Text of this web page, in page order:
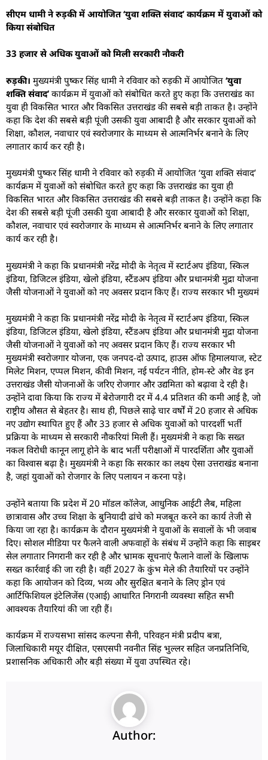
सीएम धामी ने रुड़की में आयोजित ‘युवा शक्ति संवाद’ कार्यक्रम में युवाओं को
किया संबोधित
33 हजार से अधिक युवाओं को मिली सरकारी नौकरी
रुड़की। मुख्यमंत्री पुष्कर सिंह धामी ने रविवार को रुड़की में आयोजित ‘युवा
शक्ति संवाद’ कार्यक्रम में युवाओं को संबोधित करते हुए कहा कि उत्तराखंड का
युवा ही विकसित भारत और विकसित उत्तराखंड की सबसे बड़ी ताकत है। उन्होंने
कहा कि देश की सबसे बड़ी पूंजी उसकी युवा आबादी है और सरकार युवाओं को
शिक्षा, कौशल, नवाचार एवं स्वरोजगार के माध्यम से आत्मनिर्भर बनाने के लिए
लगातार कार्य कर रही है।
मुख्यमंत्री पुष्कर सिंह धामी ने रविवार को रुड़की में आयोजित ‘युवा शक्ति संवाद’
कार्यक्रम में युवाओं को संबोधित करते हुए कहा कि उत्तराखंड का युवा ही
विकसित भारत और विकसित उत्तराखंड की सबसे बड़ी ताकत है। उन्होंने कहा कि
देश की सबसे बड़ी पूंजी उसकी युवा आबादी है और सरकार युवाओं को शिक्षा,
कौशल, नवाचार एवं स्वरोजगार के माध्यम से आत्मनिर्भर बनाने के लिए लगातार
कार्य कर रही है।
मुख्यमंत्री ने कहा कि प्रधानमंत्री नरेंद्र मोदी के नेतृत्व में स्टार्टअप इंडिया, स्किल
इंडिया, डिजिटल इंडिया, खेलो इंडिया, स्टैंडअप इंडिया और प्रधानमंत्री मुद्रा योजना
जैसी योजनाओं ने युवाओं को नए अवसर प्रदान किए हैं। राज्य सरकार भी मुख्यमं
मुख्यमंत्री ने कहा कि प्रधानमंत्री नरेंद्र मोदी के नेतृत्व में स्टार्टअप इंडिया, स्किल
इंडिया, डिजिटल इंडिया, खेलो इंडिया, स्टैंडअप इंडिया और प्रधानमंत्री मुद्रा योजना
जैसी योजनाओं ने युवाओं को नए अवसर प्रदान किए हैं। राज्य सरकार भी
मुख्यमंत्री स्वरोजगार योजना, एक जनपद-दो उत्पाद, हाउस ऑफ हिमालयाज, स्टेट
मिलेट मिशन, एप्पल मिशन, कीवी मिशन, नई पर्यटन नीति, होम-स्टे और वेड इन
उत्तराखंड जैसी योजनाओं के जरिए रोजगार और उद्यमिता को बढ़ावा दे रही है।
उन्होंने दावा किया कि राज्य में बेरोजगारी दर में 4.4 प्रतिशत की कमी आई है, जो
राष्ट्रीय औसत से बेहतर है। साथ ही, पिछले साढ़े चार वर्षों में 20 हजार से अधिक
नए उद्योग स्थापित हुए हैं और 33 हजार से अधिक युवाओं को पारदर्शी भर्ती
प्रक्रिया के माध्यम से सरकारी नौकरियां मिली हैं। मुख्यमंत्री ने कहा कि सख्त
नकल विरोधी कानून लागू होने के बाद भर्ती परीक्षाओं में पारदर्शिता और युवाओं
का विश्वास बढ़ा है। मुख्यमंत्री ने कहा कि सरकार का लक्ष्य ऐसा उत्तराखंड बनाना
है, जहां युवाओं को रोजगार के लिए पलायन न करना पड़े।
उन्होंने बताया कि प्रदेश में 20 मॉडल कॉलेज, आधुनिक आईटी लैब, महिला
छात्रावास और उच्च शिक्षा के बुनियादी ढांचे को मजबूत करने का कार्य तेजी से
किया जा रहा है। कार्यक्रम के दौरान मुख्यमंत्री ने युवाओं के सवालों के भी जवाब
दिए। सोशल मीडिया पर फैलने वाली अफवाहों के संबंध में उन्होंने कहा कि साइबर
सेल लगातार निगरानी कर रही है और भ्रामक सूचनाएं फैलाने वालों के खिलाफ
सख्त कार्रवाई की जा रही है। वहीं 2027 के कुंभ मेले की तैयारियों पर उन्होंने
कहा कि आयोजन को दिव्य, भव्य और सुरक्षित बनाने के लिए ड्रोन एवं
आर्टिफिशियल इंटेलिजेंस (एआई) आधारित निगरानी व्यवस्था सहित सभी
आवश्यक तैयारियां की जा रही हैं।
कार्यक्रम में राज्यसभा सांसद कल्पना सैनी, परिवहन मंत्री प्रदीप बत्रा,
जिलाधिकारी मयूर दीक्षित, एसएसपी नवनीत सिंह भुल्लर सहित जनप्रतिनिधि,
प्रशासनिक अधिकारी और बड़ी संख्या में युवा उपस्थित रहे।
Author: